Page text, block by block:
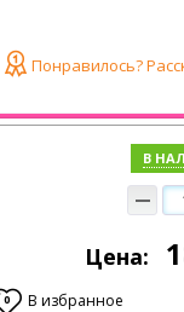
Понравилось?
В
Цена:
0 В избранное